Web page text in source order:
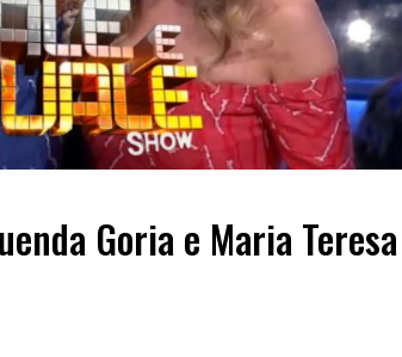
Goria e Maria Teresa